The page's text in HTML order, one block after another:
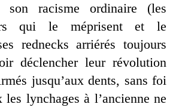
son racisme ordinaire (les
qui le méprisent et le
rednecks arriérés toujours
déclencher leur révolution
jusqu’aux dents, sans foi
lynchages à l’ancienne ne